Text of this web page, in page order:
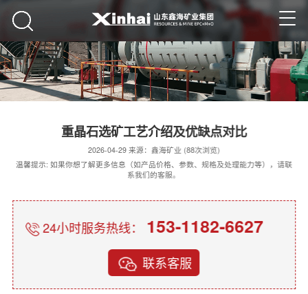
重晶石选矿工艺介绍及优缺点对比
2026-04-29 来源：鑫海矿业 (88次浏览)
温馨提示: 如果你想了解更多信息（如产品价格、参数、规格及处理能力等），请联
系我们的客服。
24小时服务热线： 153-1182-6627
联系客服